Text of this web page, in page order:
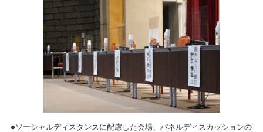
●ソーシャルディスタンスに配慮した会場、パネルディスカッションの